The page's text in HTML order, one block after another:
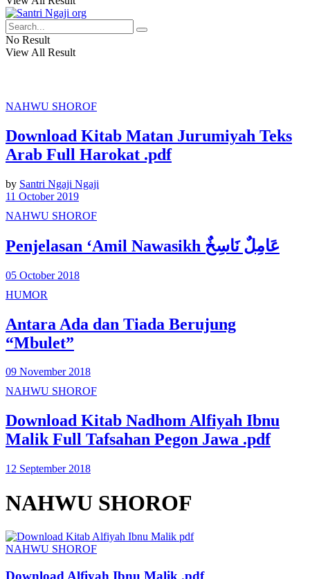
No Result
View All Result
NAHWU SHOROF
Download Kitab Matan Jurumiyah Teks
Arab Full Harokat .pdf
by Santri Ngaji Ngaji
11 October 2019
NAHWU SHOROF
Penjelasan ‘Amil Nawasikh عَامِلٌ نَاسِخٌ
05 October 2018
HUMOR
Antara Ada dan Tiada Berujung
“Mbulet”
09 November 2018
NAHWU SHOROF
Download Kitab Nadhom Alfiyah Ibnu
Malik Full Tafsahan Pegon Jawa .pdf
12 September 2018
NAHWU SHOROF
NAHWU SHOROF
Download Alfiyah Ibnu Malik .pdf